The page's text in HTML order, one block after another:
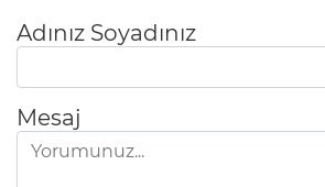
Adınız Soyadınız
Mesaj